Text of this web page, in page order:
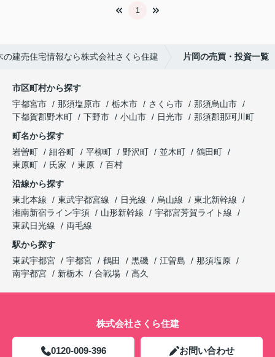
1
の建売住宅情報なら株式会社さくら住建 片岡の売買・投資一覧
市区町村から探す
宇都宮市
那須塩原市 栃木市 さくら市
那須烏山市
下都賀郡野木町
下野市 小山市 日光市
那須郡那珂川町
町名から探す
岩曽町
細谷町 平柳町 野沢町 並木町
鶴田町
東原町
氏家 東原
百村
沿線から探す
東北本線
東武宇都宮線 日光線 烏山線
東北新幹線
湘南新宿ライン宇須
山形新幹線
宇都宮芳賀ライト線
東武日光線
両毛線
駅から探す
東武宇都宮
宇都宮 鶴田 黒磯 江曽島
那須塩原
南宇都宮
新栃木 合戦場 高久
株式会社さくら住建
0120-009-396 お問い合わせ